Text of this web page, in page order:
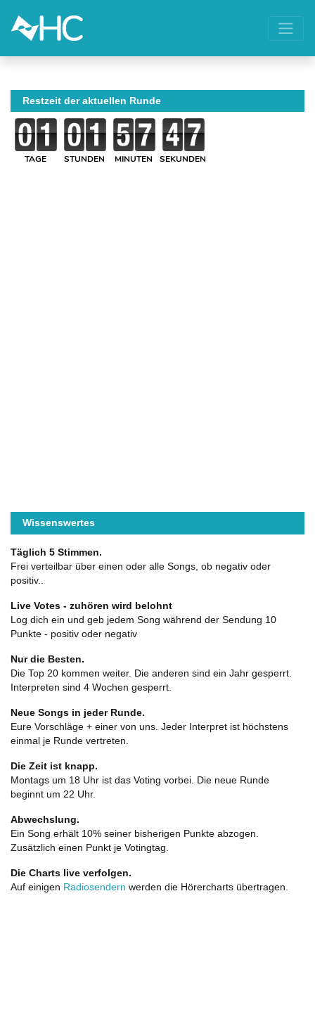
Restzeit der aktuellen Runde
TAGE STUNDEN MINUTEN SEKUNDEN
Wissenswertes
Täglich 5 Stimmen.
Frei verteilbar über einen oder alle Songs, ob negativ oder
positiv..
Live Votes - zuhören wird belohnt
Log dich ein und geb jedem Song während der Sendung 10
Punkte - positiv oder negativ
Nur die Besten.
Die Top 20 kommen weiter. Die anderen sind ein Jahr gesperrt.
Interpreten sind 4 Wochen gesperrt.
Neue Songs in jeder Runde.
Eure Vorschläge + einer von uns. Jeder Interpret ist höchstens
einmal je Runde vertreten.
Die Zeit ist knapp.
Montags um 18 Uhr ist das Voting vorbei. Die neue Runde
beginnt um 22 Uhr.
Abwechslung.
Ein Song erhält 10% seiner bisherigen Punkte abzogen.
Zusätzlich einen Punkt je Votingtag.
Die Charts live verfolgen.
Auf einigen Radiosendern werden die Hörercharts übertragen.